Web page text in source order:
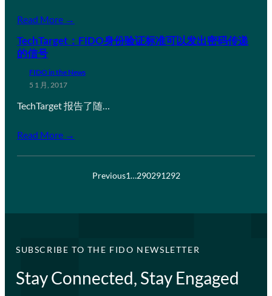
Read More →
TechTarget：FIDO身份验证标准可以发出密码传递
的信号
FIDO in the News
5 1 月, 2017
TechTarget 报告了随…
Read More →
Previous1…290291292
SUBSCRIBE TO THE FIDO NEWSLETTER
Stay Connected, Stay Engaged